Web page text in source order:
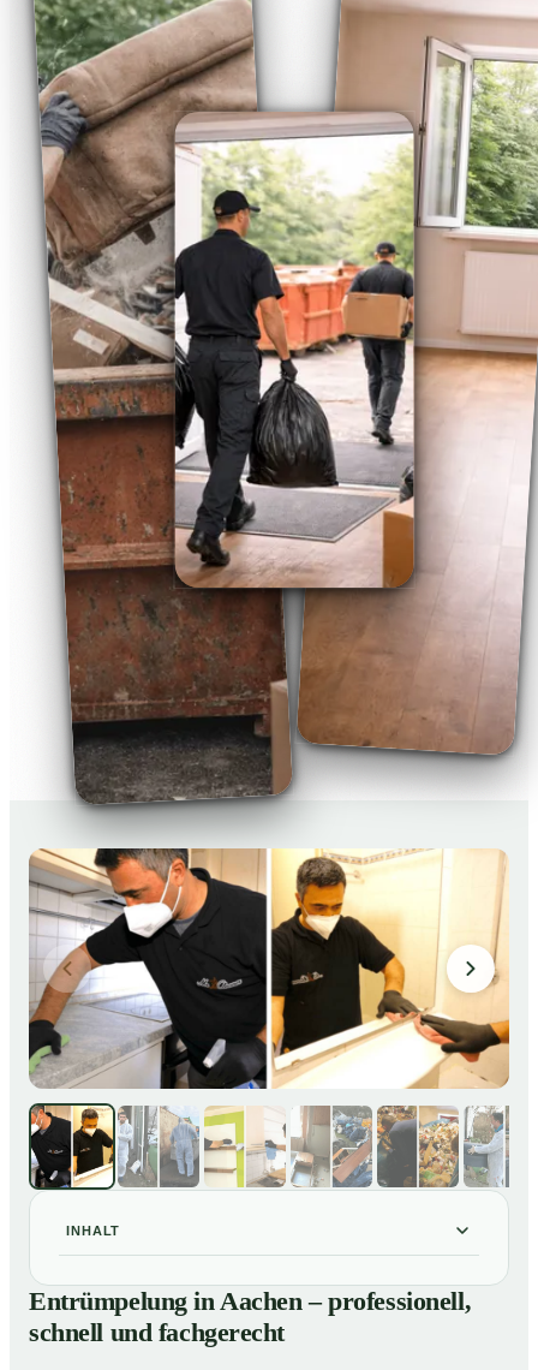
INHALT
01Entrümpelung in Aachen – professionell, schnell und
fachgerecht
Unsere Leistungen im Überblick
Entrümpelung in Aachen – professionell,
schnell und fachgerecht